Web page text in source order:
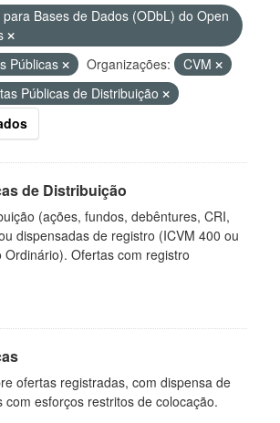
Bases de Dados (ODbL) do Open
Públicas Organizações:
CVM
Públicas de Distribuição
de Distribuição
(ações, fundos, debêntures, CRI,
dispensadas de registro (ICVM 400 ou
Ordinário). Ofertas com registro
ofertas registradas, com dispensa de
com esforços restritos de colocação.